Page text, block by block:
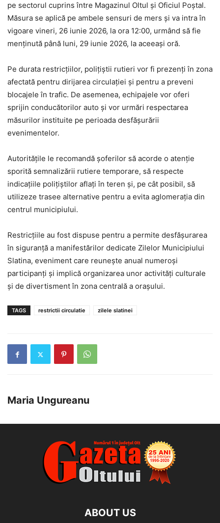
pe sectorul cuprins între Magazinul Oltul și Oficiul Poștal.
Măsura se aplică pe ambele sensuri de mers și va intra în
vigoare vineri, 26 iunie 2026, la ora 12:00, urmând să fie
menținută până luni, 29 iunie 2026, la aceeași oră.
Pe durata restricțiilor, polițiștii rutieri vor fi prezenți în zona
afectată pentru dirijarea circulației și pentru a preveni
blocajele în trafic. De asemenea, echipajele vor oferi
sprijin conducătorilor auto și vor urmări respectarea
măsurilor instituite pe perioada desfășurării
evenimentelor.
Autoritățile le recomandă șoferilor să acorde o atenție
sporită semnalizării rutiere temporare, să respecte
indicațiile polițiștilor aflați în teren și, pe cât posibil, să
utilizeze trasee alternative pentru a evita aglomerația din
centrul municipiului.
Restricțiile au fost dispuse pentru a permite desfășurarea
în siguranță a manifestărilor dedicate Zilelor Municipiului
Slatina, eveniment care reunește anual numeroși
participanți și implică organizarea unor activități culturale
și de divertisment în zona centrală a orașului.
TAGS restrictii circulatie zilele slatinei
Maria Ungureanu
ABOUT US